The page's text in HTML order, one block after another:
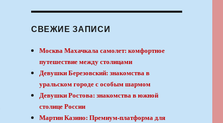
СВЕЖИЕ ЗАПИСИ
Москва Махачкала самолет: комфортное
путешествие между столицами
Девушки Березовский: знакомства в
уральском городе с особым шармом
Девушки Ростова: знакомства в южной
столице России
Мартин Казино: Премиум-платформа для